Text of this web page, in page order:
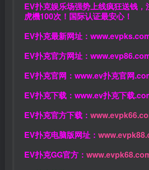
EV扑克娱乐场强势上线疯狂送钱，
虎機100次！国际认证最安心！
EV扑克最新网址：
EV扑克官方网址：
EV扑克官网： www.ev扑克官网
EV扑克下载： www.ev扑克下载
EV扑克官方下载：
EV扑克电脑版网址：
EV扑克GG官方：